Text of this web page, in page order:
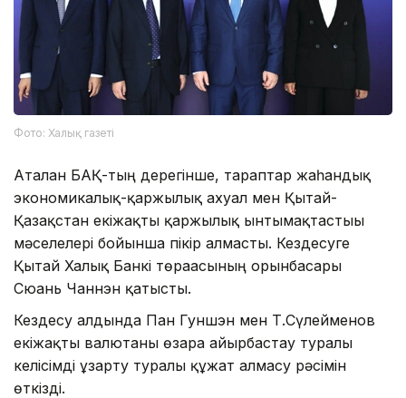
Фото: Халық газеті
Аталған БАҚ-тың дерегінше, тараптар жаһандық
экономикалық-қаржылық ахуал мен Қытай-
Қазақстан екіжақты қаржылық ынтымақтастығы
мәселелері бойынша пікір алмасты. Кездесуге
Қытай Халық Банкі төрағасының орынбасары
Сюань Чаннэн қатысты.
Кездесу алдында Пан Гуншэн мен Т.Сүлейменов
екіжақты валютаны өзара айырбастау туралы
келісімді ұзарту туралы құжат алмасу рәсімін
өткізді.